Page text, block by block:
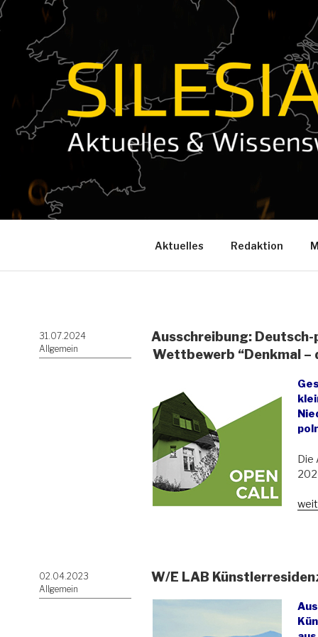
Zum
Inhalt
springen
Aktuelles Redaktion
Veröffentlicht
am
31.07.2024
Allgemein
Ausschreibung:
Wettbewerb “Denkmal –
Die
mal
Veröffentlicht
am
02.04.2023
Allgemein
W/E LAB